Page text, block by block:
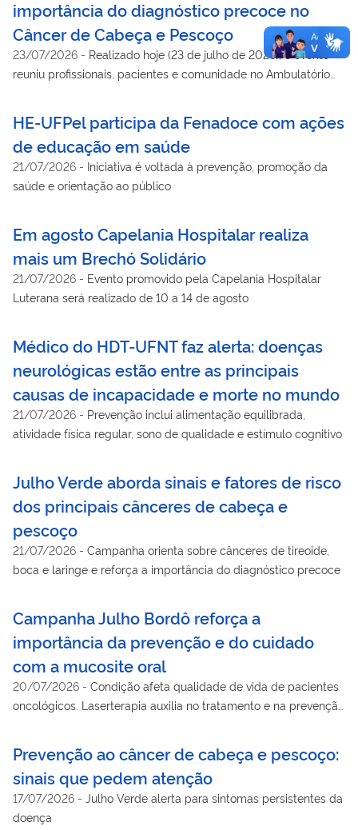
importância do diagnóstico precoce no
Câncer de Cabeça e Pescoço
23/07/2026 - Realizado hoje (23 de julho de 2026), o evento
reuniu profissionais, pacientes e comunidade no Ambulatório
HE-UFPel participa da Fenadoce com ações
de educação em saúde
21/07/2026 - Iniciativa é voltada à prevenção, promoção da
saúde e orientação ao público
Em agosto Capelania Hospitalar realiza
mais um Brechó Solidário
21/07/2026 - Evento promovido pela Capelania Hospitalar
Luterana será realizado de 10 a 14 de agosto
Médico do HDT-UFNT faz alerta: doenças
neurológicas estão entre as principais
causas de incapacidade e morte no mundo
21/07/2026 - Prevenção inclui alimentação equilibrada,
atividade física regular, sono de qualidade e estímulo cognitivo
Julho Verde aborda sinais e fatores de risco
dos principais cânceres de cabeça e
pescoço
21/07/2026 - Campanha orienta sobre cânceres de tireoide,
boca e laringe e reforça a importância do diagnóstico precoce
Campanha Julho Bordô reforça a
importância da prevenção e do cuidado
com a mucosite oral
20/07/2026 - Condição afeta qualidade de vida de pacientes
oncológicos. Laserterapia auxilia no tratamento e na prevenção
Prevenção ao câncer de cabeça e pescoço:
sinais que pedem atenção
17/07/2026 - Julho Verde alerta para sintomas persistentes da
doença